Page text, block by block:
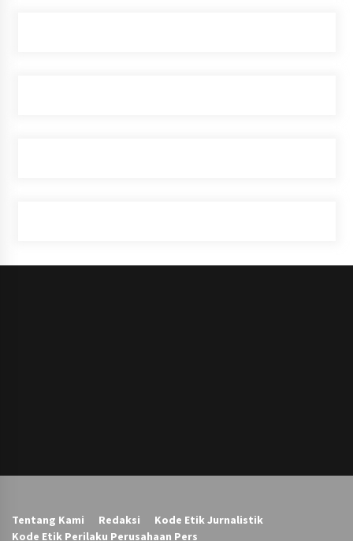
Tentang Kami Redaksi
Kode Etik Jurnalistik
Kode Etik Perilaku Perusahaan Pers